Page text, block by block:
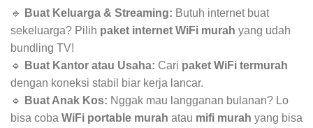
🔹 Buat Keluarga & Streaming: Butuh internet buat
sekeluarga? Pilih paket internet WiFi murah yang udah
bundling TV!
🔹
Buat Kantor atau Usaha: Cari paket WiFi termurah
dengan koneksi stabil biar kerja lancar.
🔹
Buat Anak Kos: Nggak mau langganan bulanan? Lo
bisa coba WiFi portable murah atau mifi murah yang bisa